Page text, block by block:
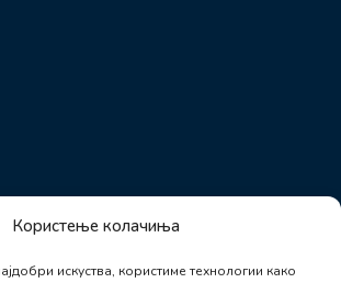
Користење колачиња
искуства, користиме технологии како